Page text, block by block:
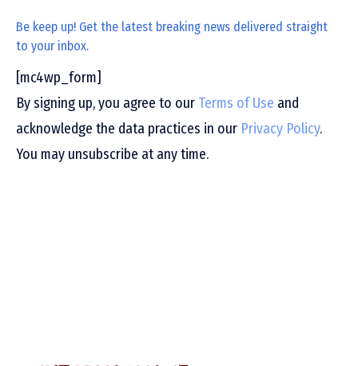
Be keep up! Get the latest breaking news delivered straight
to your inbox.
[mc4wp_form]
By signing up, you agree to our Terms of Use and
acknowledge the data practices in our Privacy Policy.
You may unsubscribe at any time.